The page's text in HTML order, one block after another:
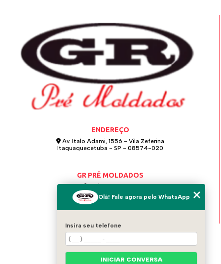
ENDEREÇO
Av. Italo Adami, 1556 - Vila Zeferina
Itaquaquecetuba - SP - 08574-020
GR PRÉ MOLDADOS
(11) 4642-0021
(11) 97124-6115
HOME
QUEM SOMOS
Olá! Fale agora pelo WhatsApp
Insira seu telefone
INICIAR CONVERSA